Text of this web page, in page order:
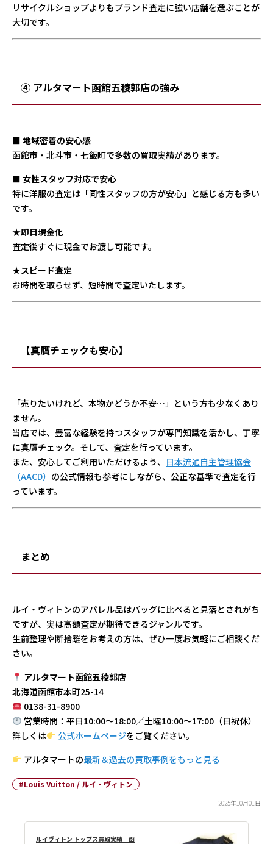
リサイクルショップよりもブランド査定に強い店舗を選ぶことが
大切です。
④ アルタマート函館五稜郭店の強み
■ 地域密着の安心感
函館市・北斗市・七飯町で多数の買取実績があります。
■ 女性スタッフ対応で安心
特に洋服の査定は「同性スタッフの方が安心」と感じる方も多い
です。
★即日現金化
査定後すぐに現金でお渡し可能です。
★スピード査定
お時間を取らせず、短時間で査定いたします。
【真贋チェックも安心】
「売りたいけれど、本物かどうか不安…」という方も少なくあり
ません。
当店では、豊富な経験を持つスタッフが専門知識を活かし、丁寧
に真贋チェック。そして、査定を行っています。
また、安心してご利用いただけるよう、 日本流通自主管理協会
（AACD） の公式情報も参考にしながら、公正な基準で査定を行
っています。
まとめ
ルイ・ヴィトンのアパレル品はバッグに比べると見落とされがち
ですが、実は高額査定が期待できるジャンルです。
生前整理や断捨離をお考えの方は、ぜひ一度お気軽にご相談くだ
さい。
アルタマート函館五稜郭店
北海道函館市本町25-14
0138-31-8900
営業時間：平日10:00〜18:00／土曜10:00〜17:00（日祝休）
詳しくは
公式ホームページをご覧ください。
アルタマートの最新＆過去の買取事例をもっと見る
#Louis Vuitton / ルイ・ヴィトン
2025年10月01日
ルイヴィトン トップス買取実績｜函